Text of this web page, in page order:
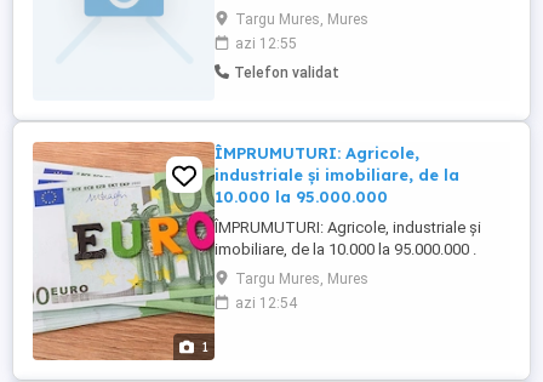
orice fel de vopsire interioara exterioara -
placari cu ghipscarton - montat gresie, faianta
parchet laminat - sapalari fatade, ziduri , alee,
de ...
Targu Mures, Mures
azi 12:55
Telefon validat
1
ÎMPRUMUTURI: Agricole,
industriale și imobiliare, de la
10.000 la 95.000.000
ÎMPRUMUTURI: Agricole, industriale și
imobiliare, de la 10.000 la 95.000.000 .
Căutați finanțare pentru a vă dezvolta
afacerea, fie că este vorba de un proiect,
o achiziție de locuință, proiecte imobiliare,
Targu Mures, Mures
azi 12:54